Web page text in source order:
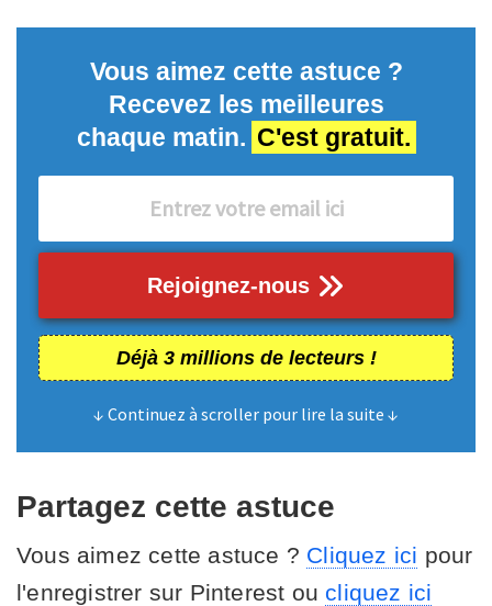
Vous aimez cette astuce ?
Recevez les meilleures
chaque matin. C'est gratuit.
Rejoignez-nous
Déjà 3 millions de lecteurs !
↓ Continuez à scroller pour lire la suite ↓
Partagez cette astuce
Vous aimez cette astuce ? Cliquez ici pour
l'enregistrer sur Pinterest ou cliquez ici